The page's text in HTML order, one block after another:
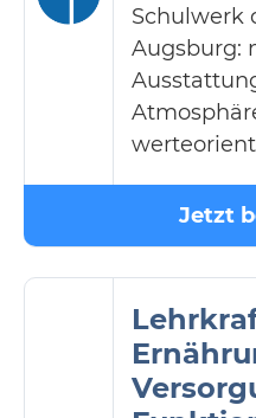
Schulwerk
Augsburg:
Jetzt